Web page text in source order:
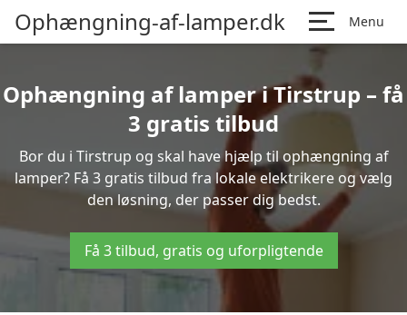
Ophængning-af-lamper.dk Menu
Ophængning af lamper i Tirstrup – få
3 gratis tilbud
Bor du i Tirstrup og skal have hjælp til ophængning af
lamper? Få 3 gratis tilbud fra lokale elektrikere og vælg
den løsning, der passer dig bedst.
Få 3 tilbud, gratis og uforpligtende